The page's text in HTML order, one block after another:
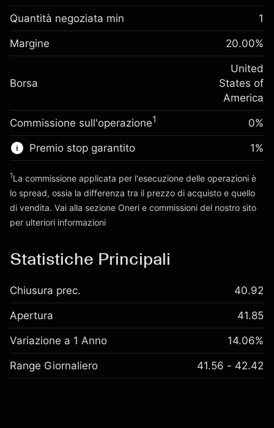
investimento
Adeguamento
finanziamento overnight
Oneri per l'intero valore della
-0.021568
%
(-$1.08)
Dimensione dell'operazione a leva
Denaro da leva ~
$4,000.00
Vai alla piattaforma
Margine. Il tuo
investimento
$1,000.00
posizione
-0.000654
%
(-$0.03)
Dimensione dell'operazione a leva
~$5,000.00
Denaro da leva ~
Vai alla piattaforma
Quantità negoziata min 1
Margine 20.00%
Borsa
United
States of
America
Commissione sull'operazione1 0%
Premio stop garantito 1%
1La commissione applicata per l'esecuzione delle operazioni è
lo spread, ossia la differenza tra il prezzo di acquisto e quello
di vendita. Vai alla sezione Oneri e commissioni del nostro sito
per ulteriori informazioni
Statistiche Principali
Chiusura prec. 40.92
Apertura 41.85
Variazione a 1 Anno 14.06%
Range Giornaliero 41.56 - 42.42